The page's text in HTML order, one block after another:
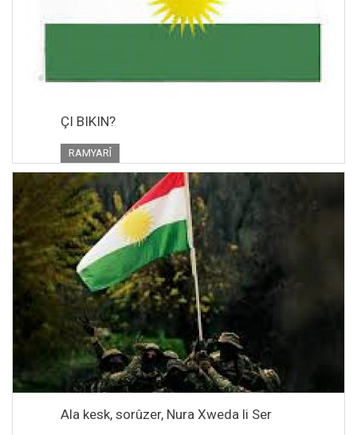
ÇI BIKIN?
RAMYARÎ
Ala kesk, sorûzer, Nura Xweda li Ser